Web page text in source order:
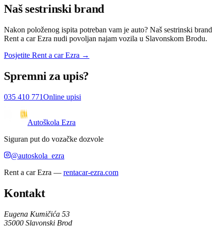
Naš sestrinski brand
Nakon položenog ispita potreban vam je auto? Naš sestrinski brand
Rent a car Ezra nudi povoljan najam vozila u Slavonskom Brodu.
Posjetite Rent a car Ezra →
Spremni za upis?
035 410 771Online upisi
Autoškola Ezra
Siguran put do vozačke dozvole
@autoskola_ezra
Rent a car Ezra — rentacar-ezra.com
Kontakt
Eugena Kumičića 53
35000 Slavonski Brod